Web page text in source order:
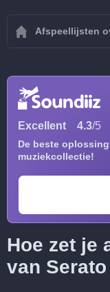
Afspeellijsten
Excellent 4.3/5
De beste
muziekcollectie!
Hoe zet je
van